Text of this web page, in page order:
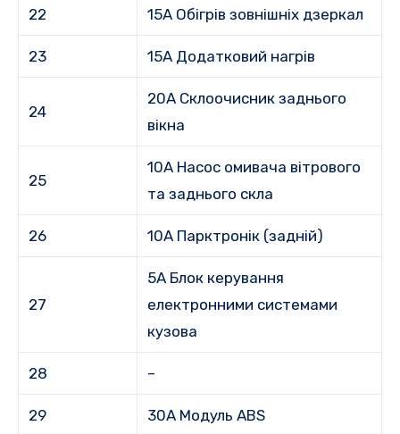
22 15A Обігрів зовнішніх дзеркал
23 15A Додатковий нагрів
24
20A Склоочисник заднього
вікна
25
10A Насос омивача вітрового
та заднього скла
26 10A Парктронік (задній)
27
5A Блок керування
електронними системами
кузова
28 –
29 30A Модуль ABS